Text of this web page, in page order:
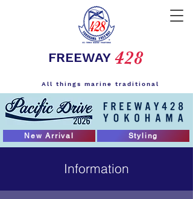
FREEWAY
All things marine traditional
428
New Arrival Styling
Information